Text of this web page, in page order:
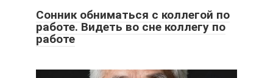
Сонник обниматься с коллегой по
работе. Видеть во сне коллегу по
работе